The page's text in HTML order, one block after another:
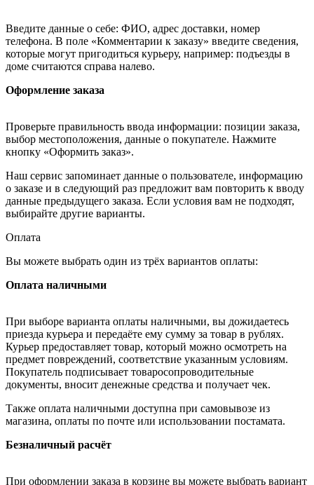
Введите данные о себе: ФИО, адрес доставки, номер
телефона. В поле «Комментарии к заказу» введите сведения,
которые могут пригодиться курьеру, например: подъезды в
доме считаются справа налево.
Оформление заказа
Проверьте правильность ввода информации: позиции заказа,
выбор местоположения, данные о покупателе. Нажмите
кнопку «Оформить заказ».
Наш сервис запоминает данные о пользователе, информацию
о заказе и в следующий раз предложит вам повторить к вводу
данные предыдущего заказа. Если условия вам не подходят,
выбирайте другие варианты.
Оплата
Вы можете выбрать один из трёх вариантов оплаты:
Оплата наличными
При выборе варианта оплаты наличными, вы дожидаетесь
приезда курьера и передаёте ему сумму за товар в рублях.
Курьер предоставляет товар, который можно осмотреть на
предмет повреждений, соответствие указанным условиям.
Покупатель подписывает товаросопроводительные
документы, вносит денежные средства и получает чек.
Также оплата наличными доступна при самовывозе из
магазина, оплаты по почте или использовании постамата.
Безналичный расчёт
При оформлении заказа в корзине вы можете выбрать вариант